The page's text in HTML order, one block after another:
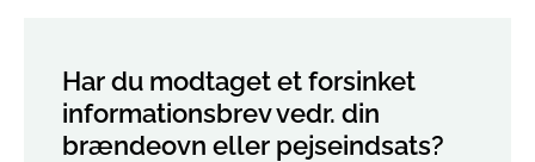
Har du modtaget et forsinket
informationsbrev vedr. din
brændeovn eller pejseindsats?